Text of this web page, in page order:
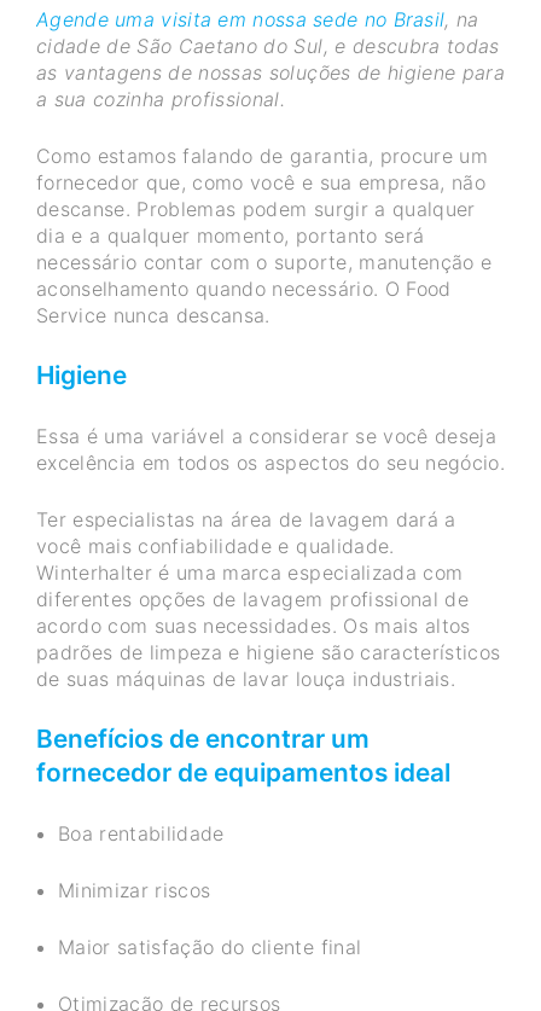
Agende uma visita em nossa sede no Brasil, na
cidade de São Caetano do Sul, e descubra todas
as vantagens de nossas soluções de higiene para
a sua cozinha profissional.
Como estamos falando de garantia, procure um
fornecedor que, como você e sua empresa, não
descanse. Problemas podem surgir a qualquer
dia e a qualquer momento, portanto será
necessário contar com o suporte, manutenção e
aconselhamento quando necessário. O Food
Service nunca descansa.
Higiene
Essa é uma variável a considerar se você deseja
excelência em todos os aspectos do seu negócio.
Ter especialistas na área de lavagem dará a
você mais confiabilidade e qualidade.
Winterhalter é uma marca especializada com
diferentes opções de lavagem profissional de
acordo com suas necessidades. Os mais altos
padrões de limpeza e higiene são característicos
de suas máquinas de lavar louça industriais.
Benefícios de encontrar um
fornecedor de equipamentos ideal
Boa rentabilidade
Minimizar riscos
Maior satisfação do cliente final
Otimização de recursos